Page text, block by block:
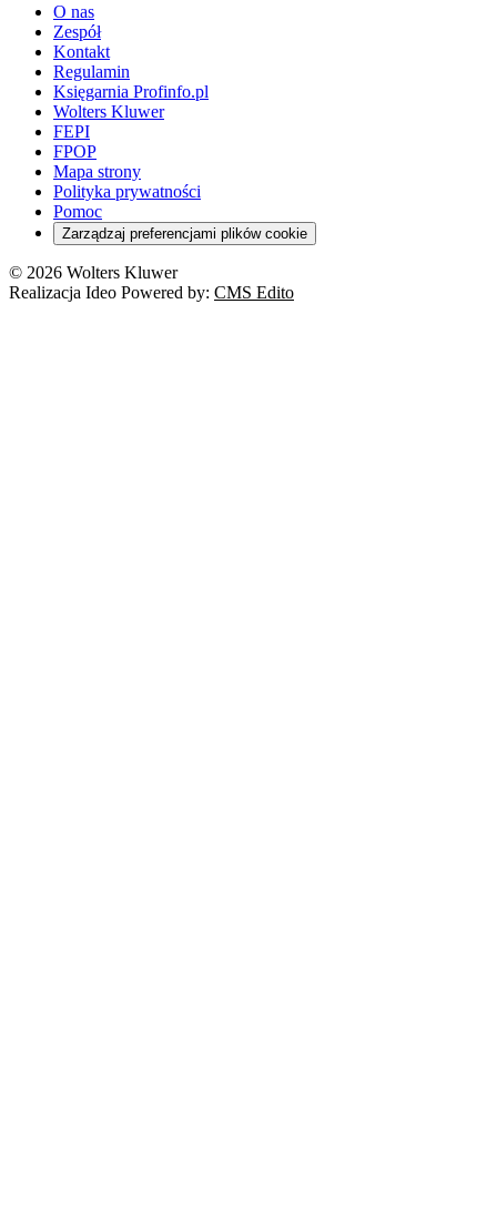
O nas
Zespół
Kontakt
Regulamin
Księgarnia Profinfo.pl
Wolters Kluwer
FEPI
FPOP
Mapa strony
Polityka prywatności
Pomoc
Zarządzaj preferencjami plików cookie
© 2026 Wolters Kluwer
Realizacja Ideo Powered by: CMS Edito